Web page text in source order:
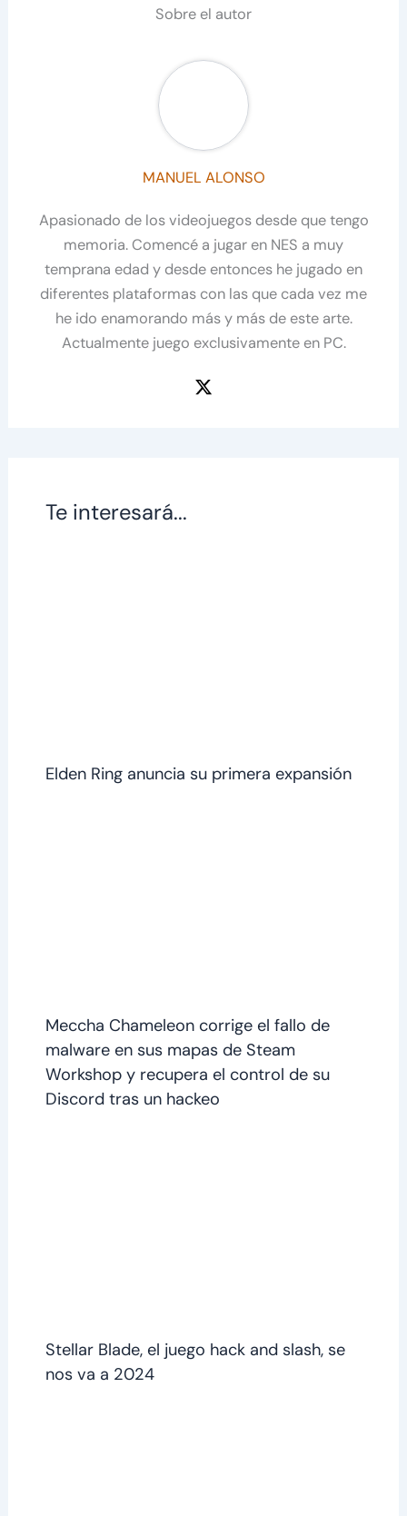
Sobre el autor
MANUEL ALONSO
Apasionado de los videojuegos desde que tengo
memoria. Comencé a jugar en NES a muy
temprana edad y desde entonces he jugado en
diferentes plataformas con las que cada vez me
he ido enamorando más y más de este arte.
Actualmente juego exclusivamente en PC.
Te interesará...
Elden Ring anuncia su primera expansión
Meccha Chameleon corrige el fallo de
malware en sus mapas de Steam
Workshop y recupera el control de su
Discord tras un hackeo
Stellar Blade, el juego hack and slash, se
nos va a 2024